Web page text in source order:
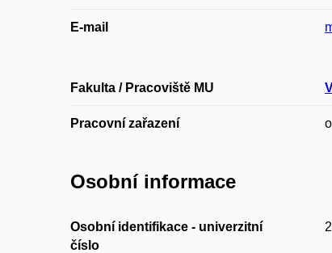
E-mail
Fakulta / Pracoviště MU
Pracovní zařazení
Osobní informace
Osobní identifikace - univerzitní
číslo